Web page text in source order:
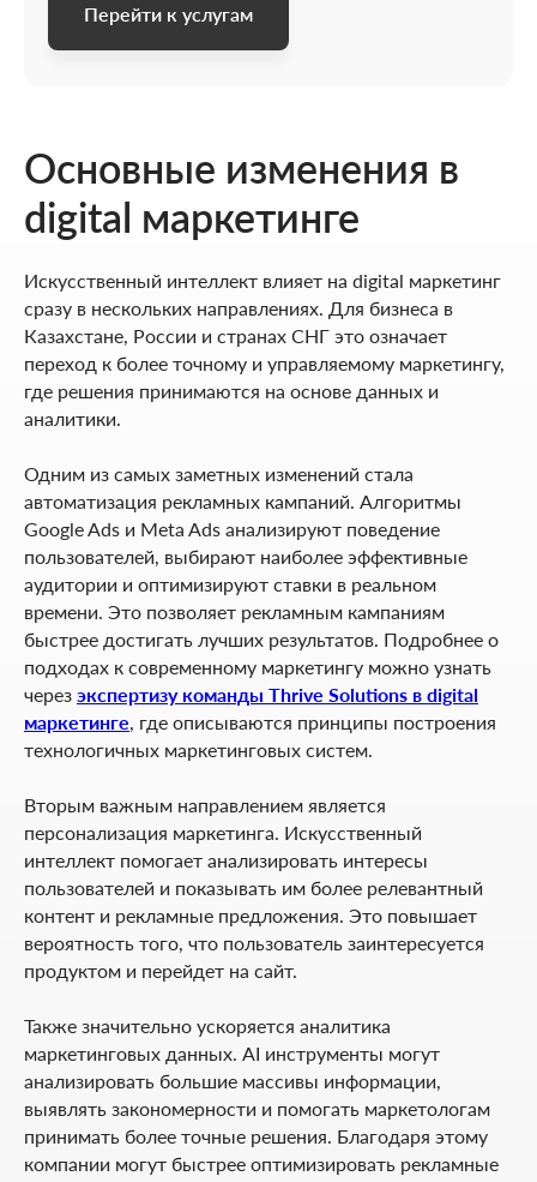
Перейти к услугам
Основные изменения в
digital маркетинге
Искусственный интеллект влияет на digital маркетинг
сразу в нескольких направлениях. Для бизнеса в
Казахстане, России и странах СНГ это означает
переход к более точному и управляемому маркетингу,
где решения принимаются на основе данных и
аналитики.
Одним из самых заметных изменений стала
автоматизация рекламных кампаний. Алгоритмы
Google Ads и Meta Ads анализируют поведение
пользователей, выбирают наиболее эффективные
аудитории и оптимизируют ставки в реальном
времени. Это позволяет рекламным кампаниям
быстрее достигать лучших результатов. Подробнее о
подходах к современному маркетингу можно узнать
через экспертизу команды Thrive Solutions в digital
маркетинге , где описываются принципы построения
технологичных маркетинговых систем.
Вторым важным направлением является
персонализация маркетинга. Искусственный
интеллект помогает анализировать интересы
пользователей и показывать им более релевантный
контент и рекламные предложения. Это повышает
вероятность того, что пользователь заинтересуется
продуктом и перейдет на сайт.
Также значительно ускоряется аналитика
маркетинговых данных. AI инструменты могут
анализировать большие массивы информации,
выявлять закономерности и помогать маркетологам
принимать более точные решения. Благодаря этому
компании могут быстрее оптимизировать рекламные